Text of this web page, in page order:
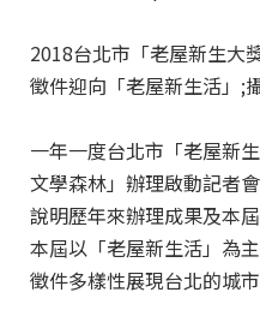
2018台北市「老屋新生大
徵件迎向「老屋新生活」;
一年一度台北市「老屋新
文學森林」辦理啟動記者
說明歷年來辦理成果及本
本屆以「老屋新生活」為
徵件多樣性展現台北的城